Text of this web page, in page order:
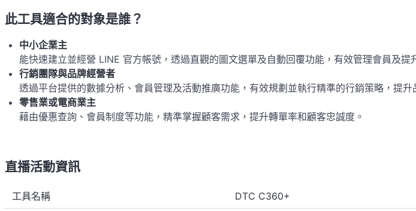
此工具適合的對象是誰？
中小企業主
能快速建立並經營 LINE 官方帳號，透過直觀的圖文選單及自動回覆功能，有效管理會員及提
行銷團隊與品牌經營者
透過平台提供的數據分析、會員管理及活動推廣功能，有效規劃並執行精準的行銷策略，提升
零售業或電商業主
藉由優惠查詢、會員制度等功能，精準掌握顧客需求，提升轉單率和顧客忠誠度。
直播活動資訊
工具名稱 DTC C360+